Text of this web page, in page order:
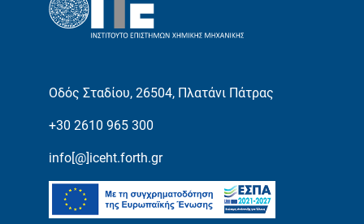
Οδός Σταδίου, 26504, Πλατάνι Πάτρας
+30 2610 965 300
info[@]iceht.forth.gr